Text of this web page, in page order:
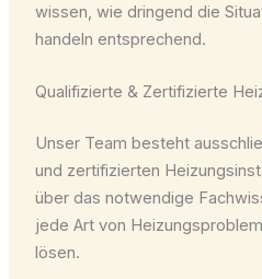
wissen, wie dringend die
handeln entsprechend.
Qualifizierte & Zertifizierte
Unser Team besteht
und zertifizierten
über das notwendige
jede Art von
lösen.